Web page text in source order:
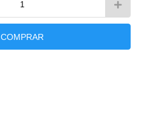
COMPRAR